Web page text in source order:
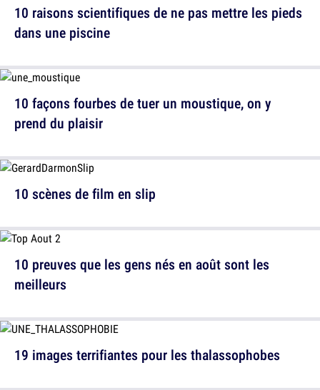
10 raisons scientifiques de ne pas mettre les pieds
dans une piscine
10 scènes de film en slip
19 images terrifiantes pour les thalassophobes
10 façons fourbes de tuer un moustique, on y
prend du plaisir
10 preuves que les gens nés en août sont les
meilleurs